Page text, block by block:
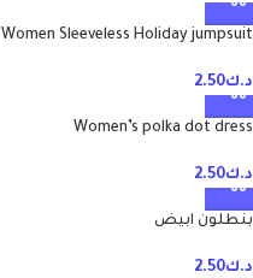
Women Sleeveless Holiday jumpsuit
د.ك2.50
Women’s polka dot dress
د.ك2.50
بنطلون ابيض
د.ك2.50